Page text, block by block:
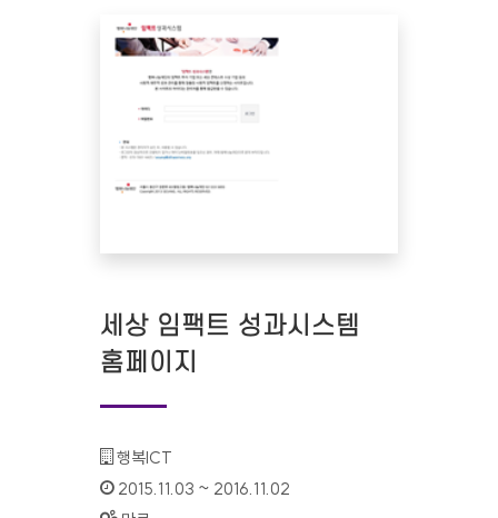
세상 임팩트 성과시스템
홈페이지
기관명 :
행복ICT
인증기간 :
2015.11.03 ~ 2016.11.02